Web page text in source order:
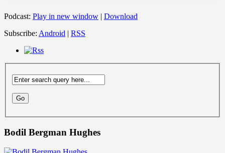
Podcast: Play in new window | Download
Subscribe: Android | RSS
Bodil Bergman Hughes